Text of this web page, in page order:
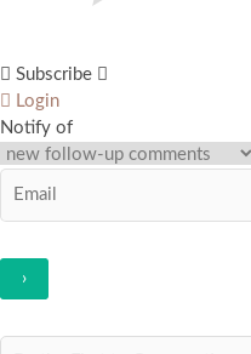
Subscribe
Login
Notify of